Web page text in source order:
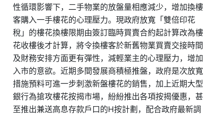
性循環影響下，二手物業的放盤量相應減少，增加換樓
客購入一手樓花的心理壓力。現政府放寬「雙倍印花
稅」的樓花換樓限期由簽訂臨時買賣合約起計算改為樓
花收樓後才計算，將令換樓客於新舊物業買賣交接時間
及財務安排方面更有彈性，減輕業主的心理壓力，增加
入市的意欲。近期多間發展商積極推盤，政府是次放寬
措施預料可進一步刺激新盤樓花的銷售，加上近期大型
銀行為搶攻樓花按揭市場，紛紛推出各項按揭優惠，甚
至推出兼送高息存款戶口的H按計劃，配合政府最新調